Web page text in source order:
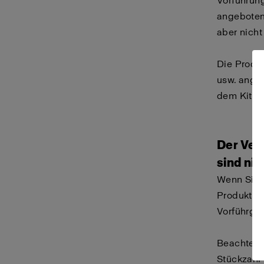
aber nicht
Die
usw.
dem Kit
Der
sind
Wenn Sie
Produkt
Beachten
Stückzahl